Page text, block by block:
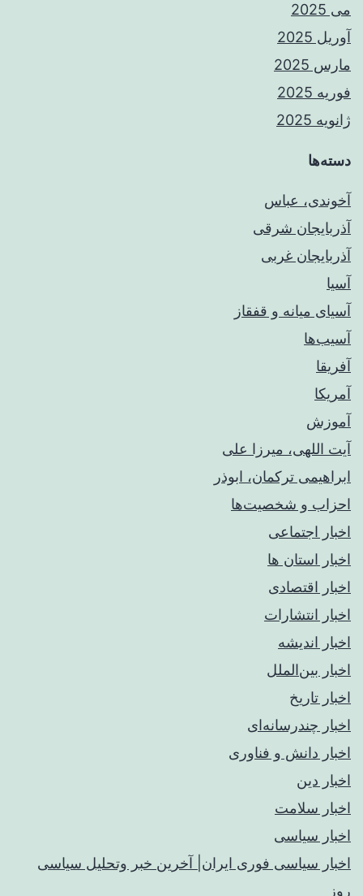
می 2025
آوریل 2025
مارس 2025
فوریه 2025
ژانویه 2025
دسته‌ها
آخوندی، عباس
آذربایجان شرقی
آذربایجان غربی
آسیا
آسیای میانه و قفقاز
آسیب‌ها
آفریقا
آمریکا
آموزش
آیت اللهی، میرزا علی
ابراهیمی ترکمان، ابوذر
احزاب و شخصیت‌ها
اخبار اجتماعی
اخبار استان ها
اخبار اقتصادی
اخبار انتشارات
اخبار اندیشه
اخبار بین‌الملل
اخبار تاریخ
اخبار چندرسانه‌ای
اخبار دانش و فناوری
اخبار دین
اخبار سلامت
اخبار سیاسی
اخبار سیاسی فوری ایران| آخرین خبر وتحلیل سیاسی
روز